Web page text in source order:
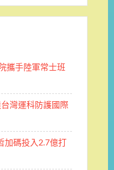
攜手陸軍常士班
灣運科防護國際
加碼投入2.7億打